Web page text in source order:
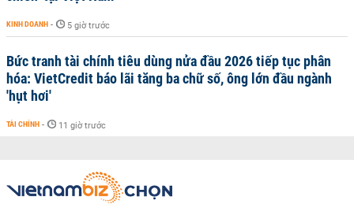
KINH DOANH - 5 giờ trước
Bức tranh tài chính tiêu dùng nửa đầu 2026 tiếp tục phân
hóa: VietCredit báo lãi tăng ba chữ số, ông lớn đầu ngành
'hụt hơi'
TÀI CHÍNH - 11 giờ trước